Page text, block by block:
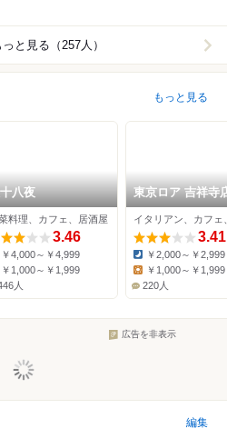
と見る（257人）
もっと見る
八夜
料理、カフェ、居酒屋
3.46
￥4,000～￥4,999
￥1,000～￥1,999
人
東京ロア 吉祥寺
イタリアン、カフェ
3.41
Dinner:
￥2,000～￥2,999
￥1,000～￥1,999
220人
広告を非表示
編集